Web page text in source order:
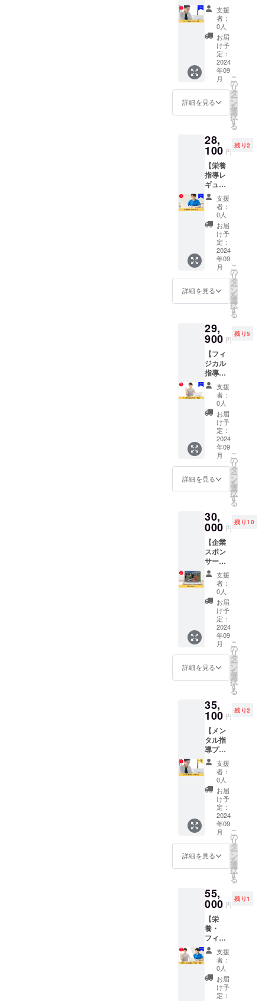
て実施
・内
容：食
事の画
像など
はいた
だか
ず、ヒ
アリン
各ス
ポーツ
ドバイ
スを行
います
※詳細は
メール
にて調
整いた
しま
す。 ※
有効期
限は、
2024年
9月～
2025年
8月まで
詳細 ・
日程：
別途調
整 ・時
間：30
分 ・場
所：
zoomに
て実施
・内
容：プ
いただ
かず、
ングか
ら各ス
ポーツ
専用の
トレー
ニング
アドバ
イスを
行う。
※詳細は
メール
にて調
しま
す。 ※
2024年
9月～
2025年
8月まで
です。
人スポ
ンサー
として
掲載い
たしま
す。 ※
ニック
ネーム
での掲
載も可
能で
はメー
ルにて
お伺い
いたし
ます。
※掲載期
間は
2024年
9月～
2025年
8月まで
の1年間
です。
HPはこ
ちら
https://
conphy
ギュ
ラー（3
回）】
メンタ
ル指導
を3回お
試しい
ただけ
る権利
です。
アス
リート
ならで
の問
題、場
面場面
でのこ
んな時
はどう
考え
る？と
いった
細部ま
で個々
に合わ
せて並
走しま
す。 お
礼の
メッ
詳細 ・
日程：
別途調
整 ・時
間：30
分 ・場
所：
zoomに
て実施
・内
容：ヒ
アリン
グから
各ス
ポーツ
専用の
メンタ
行いま
す ※詳
メール
にて調
整いた
しま
す。 ※
有効期
限は、
2024年
9月～
2025年
8月まで
です。
支援
者：
0人
お届
け予
定：
2024
年09
月
詳細を見る
こ
の
リ
タ
ー
ン
を
選
択
す
る
28,
100 円
残り2
【栄養
指導レ
ギュ
ラー（3
回）】
栄養指
導を3回
お試し
いただ
ける権
利で
す。 普
段の一
週間の
お食事
などを
ングさ
せてい
ただ
き、実
技にお
いてど
ういっ
た面で
過不足
がある
かなど
も考慮
して、
おスス
メの栄
養素や
それが
ニや
スー
パーな
どでも
手軽に
手に入
る商品
なども
ご紹介
しま
す。 お
礼の
メッ
セージ
付きで
す。 ■
詳細 ・
間：週1
回30分
場所：
zoomに
て実施
・内
容：1週
間分の
食事を
送信し
て頂
き、そ
ちらと
ヒアリ
ら各ス
ポーツ
ドバイ
スを行
います
※詳細は
メール
にて調
整いた
しま
す。 ※
有効期
限は、
支援
者：
0人
お届
け予
定：
2024
年09
月
詳細を見る
こ
の
リ
タ
ー
ン
を
選
択
す
る
29,
900 円
残り5
【フィ
ジカル
指導レ
ギュ
ラー（3
回）】
フィジ
カル指
導を3回
お試し
いただ
ける権
利で
す。 指
導経験
がある
ナーが
目標や
目的に
対して
どのよ
うや身
体づく
りを
日々行
えば良
いか？
トレー
ニング
ニュー
を作成
しま
セージ
付きで
す。 ■
詳細 ・
日程：
別途調
整 ・時
間：30
分 ・場
所：
zoomに
て実施
・内
容：プ
レー動
画を送
信して
リング
から各
ツ専用
のト
レーニ
ングア
ドバイ
スを行
います
※詳細は
メール
支援
者：
0人
お届
け予
定：
2024
年09
月
詳細を見る
こ
の
リ
タ
ー
ン
を
選
択
す
る
30,
000 円
残り10
【企業
スポン
サー】
株式会
社
Topas
の企業
スポン
サーに
なれる
権利で
す。 HP
にあな
たの会
社のお
名前と
クを企
業スポ
ンサー
として
掲載い
たしま
す。 個
人スポ
ンサー
はお名
前だけ
の掲載
となり
ます
が、こ
ちらの
企業ス
ンクを
掲載す
ること
によ
り、あ
なたの
企業の
PRを弊
社のHP
で実施
できま
す。 ※
支援
者：
0人
お届
け予
定：
2024
年09
月
詳細を見る
こ
の
リ
タ
ー
ン
を
選
択
す
る
35,
100 円
残り2
【メン
タル指
導プレ
ミアム
（3
回）】
メンタ
ル指導
のプレ
ミアム
コース
を3回お
試しい
ただけ
る権利
です。
リート
ならで
はの心
の問
題、場
面場面
でのこ
んな時
はどう
考え
る？と
いった
支援
者：
0人
お届
け予
定：
2024
年09
月
詳細を見る
こ
の
リ
タ
ー
ン
を
選
択
す
る
55,
000 円
残り1
【栄
養・
フィジ
カル指
導レ
ギュ
ラー（3
回）】
栄養・
支援
者：
0人
お届
け予
定：